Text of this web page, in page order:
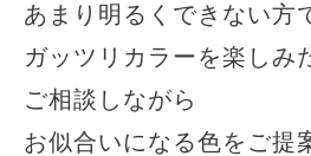
あまり明るくできない方
ガッツリカラーを楽しみ
ご相談しながら
お似合いになる色をご提